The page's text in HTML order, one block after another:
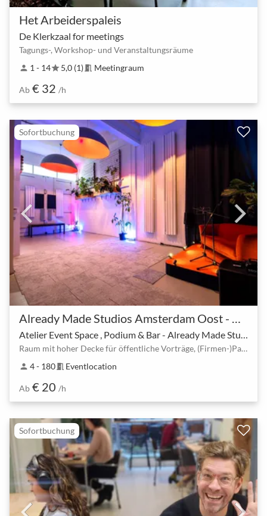
Het Arbeiderspaleis
De Klerkzaal for meetings
Tagungs-, Workshop- und Veranstaltungsräume
person 1 - 14star5,0 (1) meeting_room Meetingraum
Ab € 32 /h
Sofortbuchung
Already Made Studios Amsterdam Oost - Van der Madeweg 5
Atelier Event Space , Podium & Bar - Already Made Studios
Raum mit hoher Decke für öffentliche Vorträge, (Firmen-)Partys, private Abendessen und Ausstellungen
person 4 - 180meeting_room Eventlocation
Ab € 20 /h
Sofortbuchung